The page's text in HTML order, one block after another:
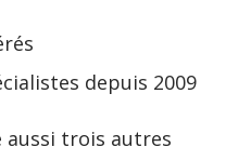
depuis 2009
aussi trois autres